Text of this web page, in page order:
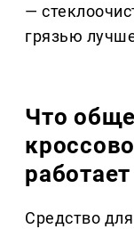
—
грязью
Что
работает
Средство